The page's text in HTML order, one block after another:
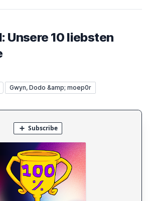
Unsere 10 liebsten
Gwyn, Dodo &amp; moep0r